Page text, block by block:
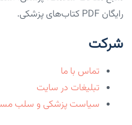
رایگان PDF کتاب‌های پزشکی.
شرکت
تماس با ما
تبلیغات در سایت
سیاست پزشکی و سلب